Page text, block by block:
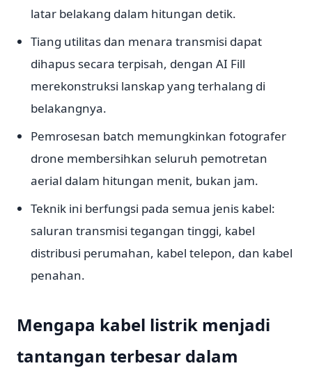
latar belakang dalam hitungan detik.
Tiang utilitas dan menara transmisi dapat
dihapus secara terpisah, dengan AI Fill
merekonstruksi lanskap yang terhalang di
belakangnya.
Pemrosesan batch memungkinkan fotografer
drone membersihkan seluruh pemotretan
aerial dalam hitungan menit, bukan jam.
Teknik ini berfungsi pada semua jenis kabel:
saluran transmisi tegangan tinggi, kabel
distribusi perumahan, kabel telepon, dan kabel
penahan.
Mengapa kabel listrik menjadi
tantangan terbesar dalam